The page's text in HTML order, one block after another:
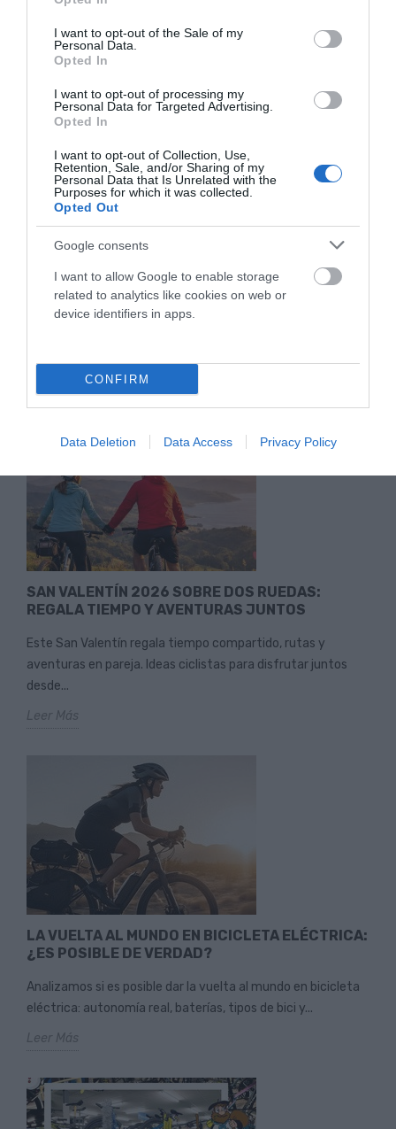
use your data for below specified purposes in below Google
consent section.
I want to opt-out of the Sale of my
Personal Data.
Opted In
I want to opt-out of processing my
Personal Data for Targeted Advertising.
Opted In
I want to opt-out of Collection, Use,
Retention, Sale, and/or Sharing of my
Personal Data that Is Unrelated with the
Purposes for which it was collected.
Opted Out
Google consents
I want to allow Google to enable storage
related to analytics like cookies on web or
device identifiers in apps.
CONFIRM
Data Deletion Data Access Privacy Policy
Leer Más
BICICLETAS INFANTILES EN STOCK PARA
COMUNIONES EN GIPUZKOA: RESERVA YA EN
En Oiartzun Bike contamos con bicicletas infantiles en
stock para las próximas comuniones. Si la idea es acertar
SAN VALENTÍN 2026 SOBRE DOS RUEDAS:
REGALA TIEMPO Y AVENTURAS JUNTOS
Este San Valentín regala tiempo compartido, rutas y
aventuras en pareja. Ideas ciclistas para disfrutar juntos
desde...
Leer Más
LA VUELTA AL MUNDO EN BICICLETA ELÉCTRICA:
¿ES POSIBLE DE VERDAD?
Analizamos si es posible dar la vuelta al mundo en bicicleta
eléctrica: autonomía real, baterías, tipos de bici y...
Leer Más